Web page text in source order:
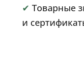
✔ Товарные
и